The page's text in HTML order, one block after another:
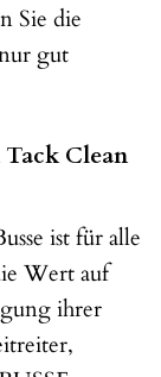
Sie die
gut
Tack Clean
ist für alle
Wert auf
ihrer